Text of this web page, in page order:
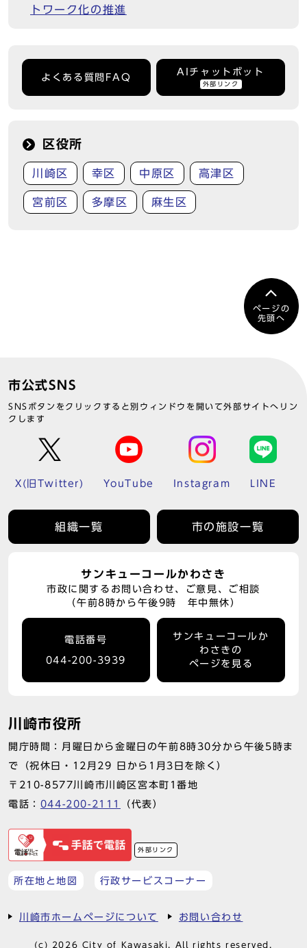
トワーク化の推進
よくある質問FAQ
AIチャットボット
外部リンク
区役所
川崎区 幸区 中原区 高津区
宮前区 多摩区 麻生区
ページの
先頭へ
市公式SNS
SNSボタンをクリックすると別ウィンドウを開いて外部サイトへリン
クします
X(旧Twitter) YouTube Instagram LINE
組織一覧 市の施設一覧
サンキューコールかわさき
市政に関するお問い合わせ、ご意見、ご相談
（午前8時から午後9時 年中無休）
電話番号
044-200-3939
サンキューコールか
わさきの
ページを見る
川崎市役所
開庁時間：月曜日から金曜日の午前8時30分から午後5時ま
で（祝休日・12月29 日から1月3日を除く）
〒210-8577川崎市川崎区宮本町1番地
電話： 044-200-2111 （代表）
外部リンク
所在地と地図 行政サービスコーナー
川崎市ホームページについて お問い合わせ
(c) 2026 City of Kawasaki. All rights reserved.